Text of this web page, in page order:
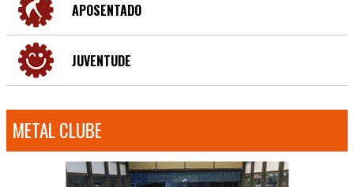
APOSENTADO
JUVENTUDE
METAL CLUBE